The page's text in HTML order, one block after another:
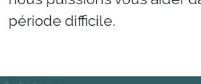
période difficile.